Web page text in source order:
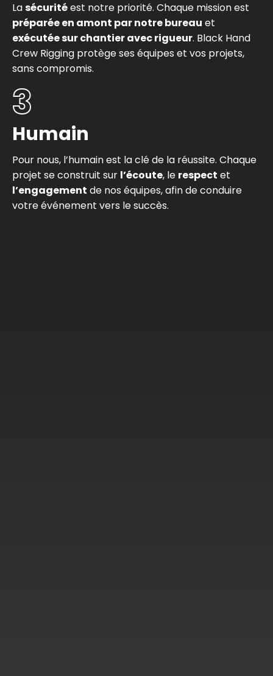
Lasécuritéest notre priorité. Chaque mission est
préparée en amont par notre bureau et
exécutée sur chantier avec rigueur. Black Hand
Crew Rigging protège ses équipes et vos projets,
sans compromis.
3
Humain
Pour nous, l’humain est la clé de la réussite. Chaque
projet se construit sur l’écoute, le respect et
l’engagement de nos équipes, afin de conduire
votre événement vers le succès.